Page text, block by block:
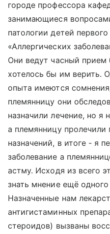
городе профессора
занимающиеся
патологии детей
«Аллергических
Они ведут часный прием
хотелось бы им верить.
опыта имеются
племянницу они
назначили лечение, но я
а племянницу
назначений, в итоге - я
заболевание а
астму. Исходя из всего
знать мнение ещё
Назначенные нам
антигистаминных
стероидов) вызваны